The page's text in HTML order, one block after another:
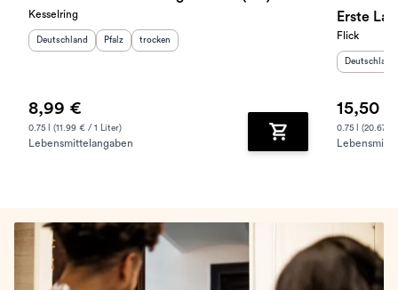
Kesselring
Herkunftsland
Deutschland Herkunftsregion
Pfalz Geschmack
trocken
8,99 €
0.75 l (11.99 € / 1 Liter)
Lebensmittelangaben Zum Warenkorb
Erste
Flick
Deutschland
15,50 €
0.75 l (20.67 €